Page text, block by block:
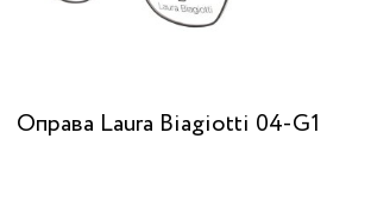
Оправа Laura Biagiotti 04-G1